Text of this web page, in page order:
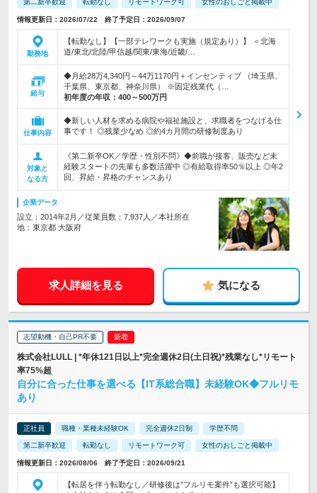
第二新卒歓迎 転勤なし リモートワーク可 女性のおしごと掲載中
情報更新日：2026/07/22 終了予定日：2026/09/07
勤務地
【転勤なし】【一部テレワークも実施（規定あり）】 ＜北海
道/東北/北陸/甲信越/関東/東海/近畿/…
給与
◆月給28万4,340円～44万1170円＋インセンティブ （埼玉県、
千葉県、東京都、神奈川県） ※固定残業代（…
初年度の年収： 400～500万円
仕事内容
◆新しい人材を求める病院や福祉施設と、求職者をつなげる仕
事です！ ◎残業少なめ ◎約4カ月間の研修制度あり
対象と
なる方
《第二新卒OK／学歴・性別不問》◆前職が接客、販売など未
経験スタートの先輩も多数活躍中 ◎有給取得率50％以上 ◎年2
回、昇給・昇格のチャンスあり
企業データ
設立：2014年2月／従業員数：7,937人／本社所在
地：東京都 大阪府
求人詳細を見る 気になる
志望動機・自己PR不要
株式会社LULL | *年休121日以上*完全週休2日(土日祝)*残業なし*リモート
率75%超
自分に合った仕事を選べる【IT系総合職】未経験OK◆フルリモ
あり
正社員 職種・業種未経験OK 完全週休2日制 学歴不問
第二新卒歓迎 転勤なし リモートワーク可 女性のおしごと掲載中
情報更新日：2026/08/06 終了予定日：2026/09/21
【転居を伴う転勤なし／研修後は”フルリモ案件”も選択可能】